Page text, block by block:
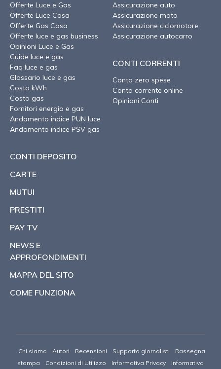
Offerte Luce e Gas
Offerte Luce Casa
Offerte Gas Casa
Offerte luce e gas business
Opinioni Luce e Gas
Guide luce e gas
Faq luce e gas
Glossario luce e gas
Costo kWh
Costo gas
Fornitori energia e gas
Andamento indice PUN luce
Andamento indice PSV gas
Assicurazione auto
Assicurazione moto
Assicurazione ciclomotore
Assicurazione autocarro
CONTI CORRENTI
Conto zero spese
Conto corrente online
Opinioni Conti
CONTI DEPOSITO
CARTE
MUTUI
PRESTITI
PAY TV
NEWS E
APPROFONDIMENTI
MAPPA DEL SITO
COME FUNZIONA
Chi siamo Autori Recensioni Supporto giornalisti
Rassegna
stampa
Condizioni di Utilizzo Informativa Privacy Informativa